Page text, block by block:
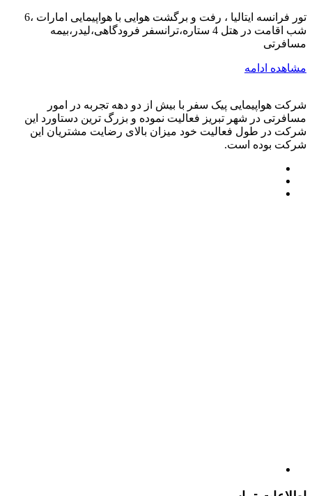
تور فرانسه ایتالیا ، رفت و برگشت هوایی با هواپیمایی امارات ،6
شب اقامت در هتل 4 ستاره،ترانسفر فرودگاهی،لیدر،بیمه
مسافرتی
مشاهده ادامه
شرکت هواپیمایی پیک سفر با بیش از دو دهه تجربه در امور
مسافرتی در شهر تبریز فعالیت نموده و بزرگ ترین دستاورد این
شرکت در طول فعالیت خود میزان بالای رضایت مشتریان این
شرکت بوده است.